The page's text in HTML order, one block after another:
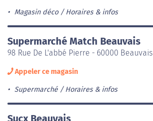
Magasin déco Horaires & infos
Supermarché Match Beauvais
98 Rue De L'abbé Pierre - 60000 Beauvais
Appeler ce magasin
Supermarché Horaires & infos
Sucx Beauvais